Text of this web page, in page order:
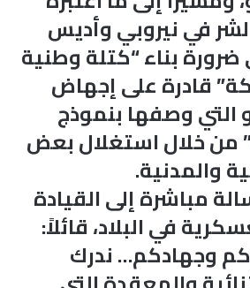
في نيروبي وأديس
ضرورة بناء “كتلة وطنية
قادرة على إجهاض
وصفها بنموذج
من خلال استغلال بعض
والمدنية.
مباشرة إلى القيادة
في البلاد، قائلاً:
وجهادكم… ندرك